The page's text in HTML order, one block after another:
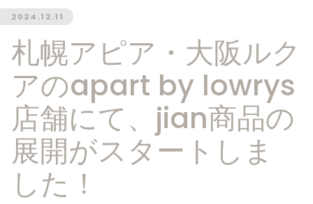
2024.12.11
札幌アピア・大阪ルク
アのapart by lowrys
店舗にて、jian商品の
展開がスタートしま
した！